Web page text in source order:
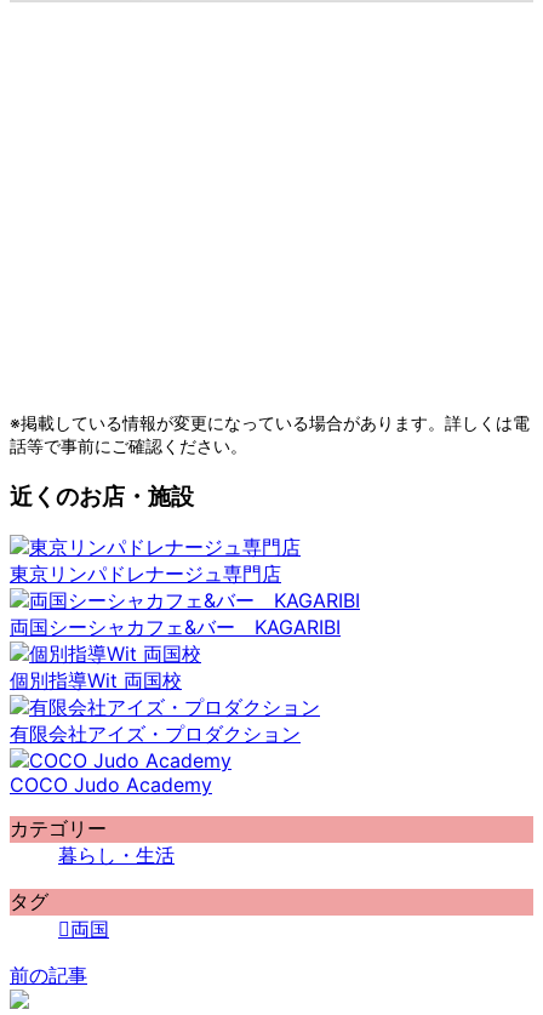
※掲載している情報が変更になっている場合があります。詳しくは電
話等で事前にご確認ください。
近くのお店・施設
東京リンパドレナージュ専門店
両国シーシャカフェ&バー KAGARIBI
個別指導Wit 両国校
有限会社アイズ・プロダクション
COCO Judo Academy
カテゴリー
暮らし・生活
タグ
両国
前の記事